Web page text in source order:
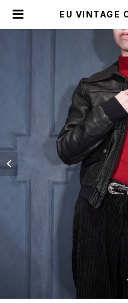
EU VINTAGE
パ古着レザージ
Titti